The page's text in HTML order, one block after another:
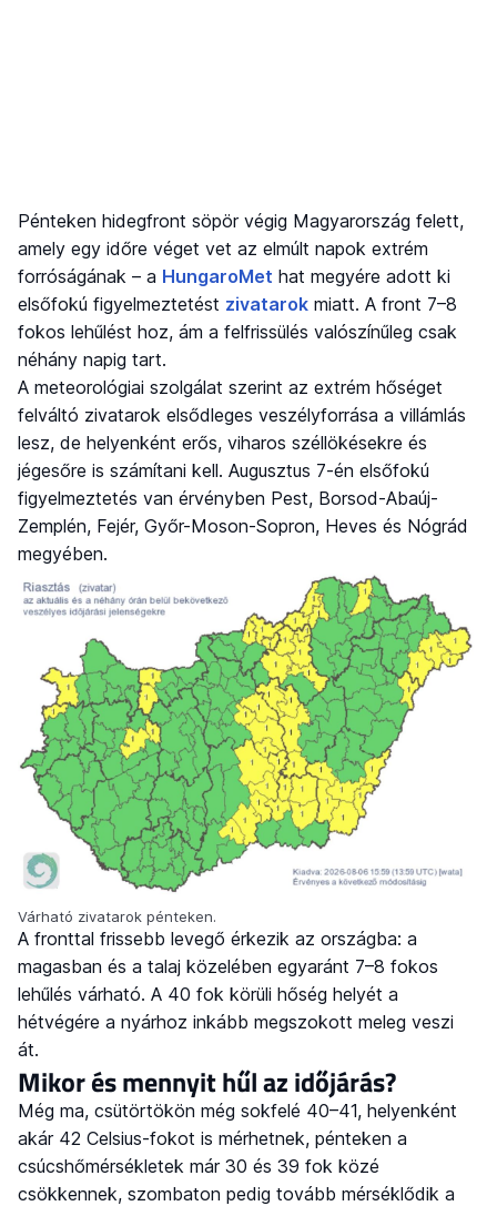
Pénteken hidegfront söpör végig Magyarország felett,
amely egy időre véget vet az elmúlt napok extrém
forróságának – a HungaroMet hat megyére adott ki
elsőfokú figyelmeztetést zivatarok miatt. A front 7–8
fokos lehűlést hoz, ám a felfrissülés valószínűleg csak
néhány napig tart.
A meteorológiai szolgálat szerint az extrém hőséget
felváltó zivatarok elsődleges veszélyforrása a villámlás
lesz, de helyenként erős, viharos széllökésekre és
jégesőre is számítani kell. Augusztus 7-én elsőfokú
figyelmeztetés van érvényben Pest, Borsod-Abaúj-
Zemplén, Fejér, Győr-Moson-Sopron, Heves és Nógrád
megyében.
Várható zivatarok pénteken.
A fronttal frissebb levegő érkezik az országba: a
magasban és a talaj közelében egyaránt 7–8 fokos
lehűlés várható. A 40 fok körüli hőség helyét a
hétvégére a nyárhoz inkább megszokott meleg veszi
át.
Mikor és mennyit hűl az időjárás?
Még ma, csütörtökön még sokfelé 40–41, helyenként
akár 42 Celsius-fokot is mérhetnek, pénteken a
csúcshőmérsékletek már 30 és 39 fok közé
csökkennek, szombaton pedig tovább mérséklődik a